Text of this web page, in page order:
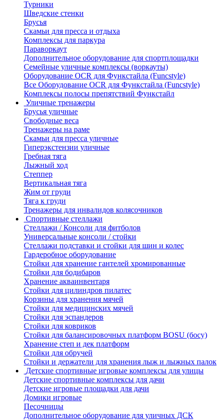
Турники
Шведские стенки
Брусья
Скамьи для пресса и отдыха
Комплексы для паркура
Параворкаут
Дополнительное оборудование для спортплощадки
Семейные уличные комплексы (воркауты)
Оборудование OCR для Функстайла (Funcstyle)
Все Оборудование OCR для Функстайла (Funcstyle)
Комплексы полосы препятствий Функстайл
Уличные тренажеры
Брусья уличные
Свободные веса
Тренажеры на раме
Скамьи для пресса уличные
Гиперэкстензии уличные
Гребная тяга
Лыжный ход
Степпер
Вертикальная тяга
Жим от груди
Тяга к груди
Тренажеры для инвалидов колясочников
Спортивные стеллажи
Стеллажи / Консоли для фитболов
Универсальные консоли / стойки
Стеллажи подставки и стойки для шин и колес
Гардеробное оборудование
Стойки для хранение гантелей хромированные
Стойки для бодибаров
Хранение акваинвентаря
Стойки для цилиндров пилатес
Корзины для хранения мячей
Стойки для медицинских мячей
Стойки для эспандеров
Стойки для ковриков
Стойки для балансировочных платформ BOSU (босу)
Хранение степ и дек платформ
Стойки для обручей
Стойки и держатели для хранения лыж и лыжных палок
Детские спортивные игровые комплексы для улицы
Детские спортивные комплексы для дачи
Детские игровые площадки для дачи
Домики игровые
Песочницы
Дополнительное оборудование для уличных ДСК